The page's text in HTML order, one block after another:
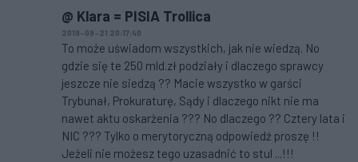
@ Klara = PISIA Trollica
2019-09-21 20:17:40
To może uświadom wszystkich, jak nie wiedzą. No
gdzie się te 250 mld.zł podziały i dlaczego sprawcy
jeszcze nie siedzą ?? Macie wszystko w garści
Trybunał, Prokuraturę, Sądy i dlaczego nikt nie ma
nawet aktu oskarżenia ??? No dlaczego ?? Cztery lata i
NIC ??? Tylko o merytoryczną odpowiedź proszę !!
Jeżeli nie możesz tego uzasadnić to stul ...!!!